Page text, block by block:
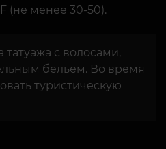
(не менее 30-50).
татуажа с волосами,
бельем. Во время
туристическую